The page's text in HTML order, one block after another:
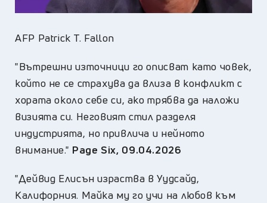
AFP Patrick T. Fallon
"Вътрешни източници го описват като човек,
който не се страхува да влиза в конфликт с
хората около себе си, ако трябва да наложи
визията си. Неговият стил разделя
индустрията, но привлича и нейното
внимание." Page Six, 09.04.2026
"Дейвид Елисън израства в Уудсайд,
Калифорния. Майка му го учи на любов към